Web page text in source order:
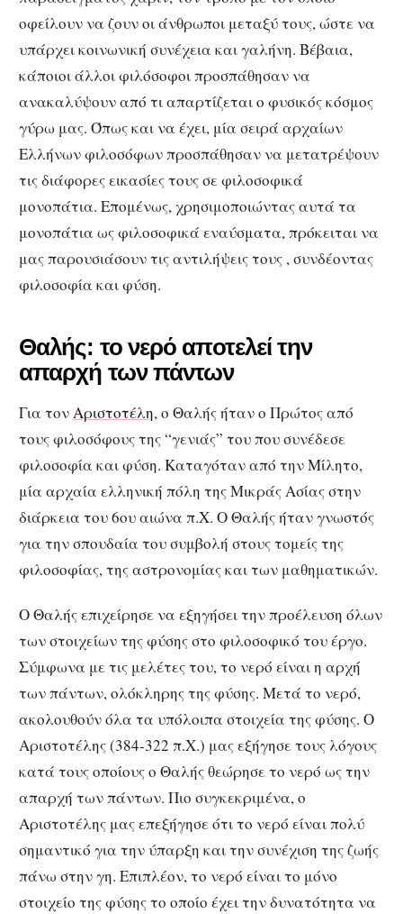
οφείλουν να ζουν οι άνθρωποι μεταξύ τους, ώστε να
υπάρχει κοινωνική συνέχεια και γαλήνη. Βέβαια,
κάποιοι άλλοι φιλόσοφοι προσπάθησαν να
ανακαλύψουν από τι απαρτίζεται ο φυσικός κόσμος
γύρω μας. Όπως και να έχει, μία σειρά αρχαίων
Ελλήνων φιλοσόφων προσπάθησαν να μετατρέψουν
τις διάφορες εικασίες τους σε φιλοσοφικά
μονοπάτια. Επομένως, χρησιμοποιώντας αυτά τα
μονοπάτια ως φιλοσοφικά εναύσματα, πρόκειται να
μας παρουσιάσουν τις αντιλήψεις τους , συνδέοντας
φιλοσοφία και φύση.
Θαλής: το νερό αποτελεί την
απαρχή των πάντων
Για τονΑριστοτέλη, ο Θαλής ήταν ο Πρώτος από
τους φιλοσόφους της “γενιάς” του που συνέδεσε
φιλοσοφία και φύση. Καταγόταν από την Μίλητο,
μία αρχαία ελληνική πόλη της Μικράς Ασίας στην
διάρκεια του 6ου αιώνα π.Χ. Ο Θαλής ήταν γνωστός
για την σπουδαία του συμβολή στους τομείς της
φιλοσοφίας, της αστρονομίας και των μαθηματικών.
Ο Θαλής επιχείρησε να εξηγήσει την προέλευση όλων
των στοιχείων της φύσης στο φιλοσοφικό του έργο.
Σύμφωνα με τις μελέτες του, το νερό είναι η αρχή
των πάντων, ολόκληρης της φύσης. Μετά το νερό,
ακολουθούν όλα τα υπόλοιπα στοιχεία της φύσης. Ο
Αριστοτέλης (384-322 π.Χ.) μας εξήγησε τους λόγους
κατά τους οποίους ο Θαλής θεώρησε το νερό ως την
απαρχή των πάντων. Πιο συγκεκριμένα, ο
Αριστοτέλης μας επεξήγησε ότι το νερό είναι πολύ
σημαντικό για την ύπαρξη και την συνέχιση της ζωής
πάνω στην γη. Επιπλέον, το νερό είναι το μόνο
στοιχείο της φύσης το οποίο έχει την δυνατότητα να